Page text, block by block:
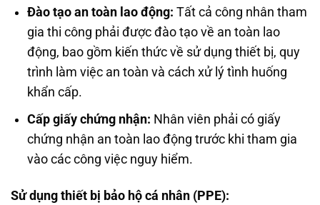
Đào tạo an toàn lao động: Tất cả công nhân tham
gia thi công phải được đào tạo về an toàn lao
động, bao gồm kiến thức về sử dụng thiết bị, quy
trình làm việc an toàn và cách xử lý tình huống
khẩn cấp.
Cấp giấy chứng nhận: Nhân viên phải có giấy
chứng nhận an toàn lao động trước khi tham gia
vào các công việc nguy hiểm.
Sử dụng thiết bị bảo hộ cá nhân (PPE):